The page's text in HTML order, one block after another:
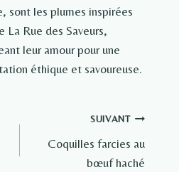
sont les plumes inspirées
La Rue des Saveurs,
leur amour pour une
éthique et savoureuse.
SUIVANT
Coquilles farcies au
bœuf haché